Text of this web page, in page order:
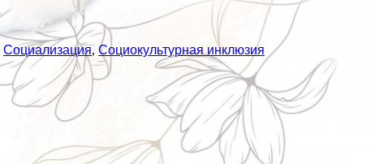
Социализация, Социокультурная инклюзия